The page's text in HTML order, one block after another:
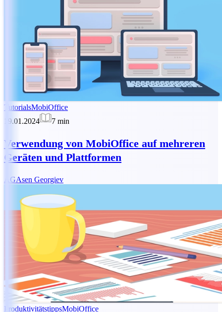
TutorialsMobiOffice
19.01.2024
7 min
Verwendung von MobiOffice auf mehreren
Geräten und Plattformen
AGAsen Georgiev
ProduktivitätstippsMobiOffice